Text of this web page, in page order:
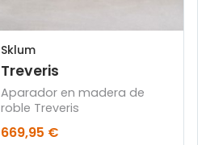
Sklum
Treveris
Aparador en madera de
roble Treveris
669,95 €